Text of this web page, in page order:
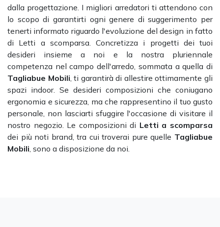
dalla progettazione. I migliori arredatori ti attendono con
lo scopo di garantirti ogni genere di suggerimento per
tenerti informato riguardo l'evoluzione del design in fatto
di Letti a scomparsa. Concretizza i progetti dei tuoi
desideri insieme a noi e la nostra pluriennale
competenza nel campo dell'arredo, sommata a quella di
Tagliabue Mobili, ti garantirà di allestire ottimamente gli
spazi indoor. Se desideri composizioni che coniugano
ergonomia e sicurezza, ma che rappresentino il tuo gusto
personale, non lasciarti sfuggire l'occasione di visitare il
nostro negozio. Le composizioni di Letti a scomparsa
dei più noti brand, tra cui troverai pure quelle Tagliabue
Mobili, sono a disposizione da noi.